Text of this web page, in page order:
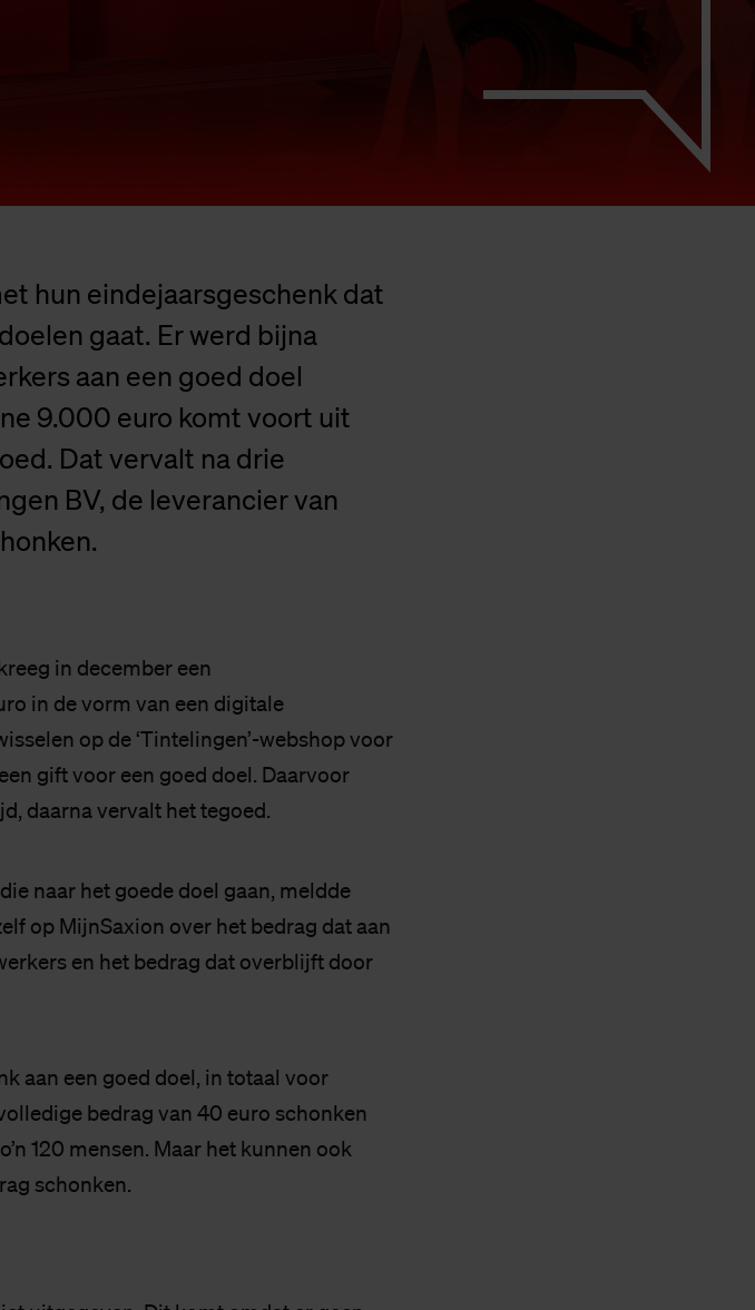
hun eindejaarsgeschenk dat
gaat. Er werd bijna
aan een goed doel
9.000 euro komt voort uit
Dat vervalt na drie
BV, de leverancier van
in december een
in de vorm van een digitale
op de ‘Tintelingen’-webshop voor
gift voor een goed doel. Daarvoor
daarna vervalt het tegoed.
die naar het goede doel gaan, meldde
op MijnSaxion over het bedrag dat aan
en het bedrag dat overblijft door
aan een goed doel, in totaal voor
bedrag van 40 euro schonken
120 mensen. Maar het kunnen ook
schonken.